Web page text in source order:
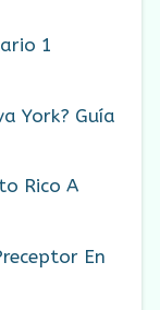
1
York? Guía
Rico A
En